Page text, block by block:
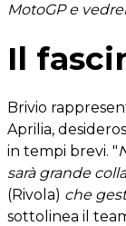
MotoGP e
Il
Brivio
Aprilia,
in tempi brevi. "
sarà grande
(Rivola) che
sottolinea il